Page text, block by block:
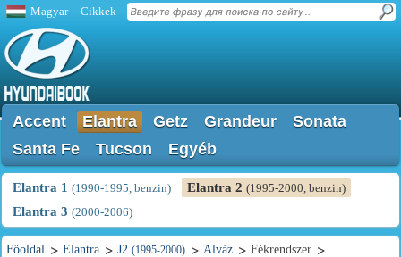
Magyar Cikkek
Accent Elantra Getz Grandeur
Sonata
Santa Fe
Tucson Egyéb
Elantra 1 (1990-1995, benzin) Elantra 2 (1995-2000, benzin)
Elantra 3 (2000-2006)
Főoldal Elantra J2 (1995-2000) Alváz Fékrendszer